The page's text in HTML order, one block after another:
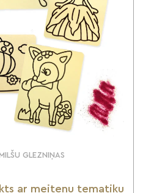
GLEZNIŅAS
ar meiteņu tematiku